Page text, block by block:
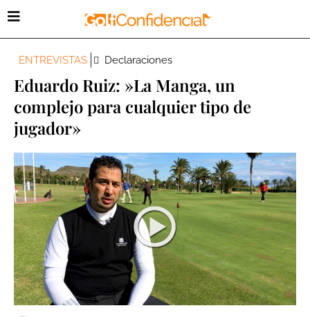
ENTREVISTAS Declaraciones
Eduardo Ruiz: »La Manga, un
complejo para cualquier tipo de
jugador»